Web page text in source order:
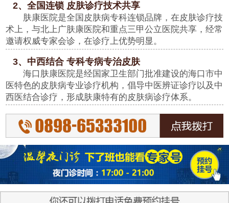
2、全国连锁 皮肤诊疗技术共享
肤康医院是全国皮肤病专科连锁品牌，在皮肤诊疗技
术上，与北上广肤康医院和重点三甲公立医院共享，经常
邀请权威专家会诊，在诊疗上优势明显。
3、中西结合 专科专病专治皮肤
海口肤康医院是经国家卫生部门批准建设的海口市中
医特色的皮肤病专业诊疗机构，倡导中医辨证诊疗以及中
西医结合诊疗，形成肤康特有的皮肤病诊疗体系。